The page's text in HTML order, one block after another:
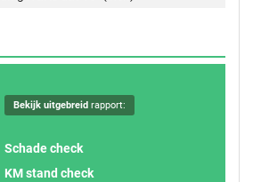
Bekijk uitgebreidrapport:
Schade check
KM stand check